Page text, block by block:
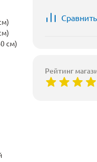
см)
Сравнить
Рейтинг